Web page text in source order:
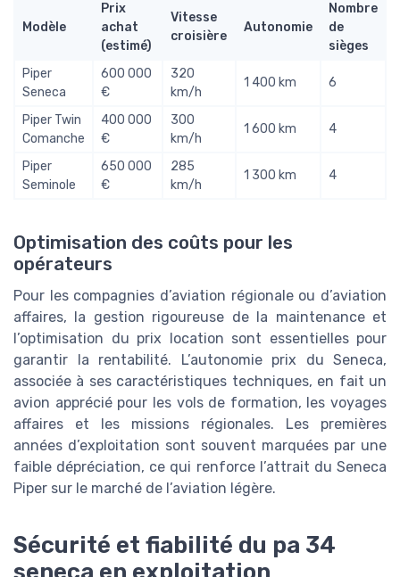
Modèle
Prix
achat
(estimé)
Vitesse
croisière
Autonomie
Nombre
de
sièges
Piper
Seneca
600 000
€
320
km/h
1 400 km 6
Piper Twin
Comanche
400 000
€
300
km/h
1 600 km 4
Piper
Seminole
650 000
€
285
km/h
1 300 km 4
Optimisation des coûts pour les
opérateurs
Pour les compagnies d’aviation régionale ou d’aviation
affaires, la gestion rigoureuse de la maintenance et
l’optimisation du prix location sont essentielles pour
garantir la rentabilité. L’autonomie prix du Seneca,
associée à ses caractéristiques techniques, en fait un
avion apprécié pour les vols de formation, les voyages
affaires et les missions régionales. Les premières
années d’exploitation sont souvent marquées par une
faible dépréciation, ce qui renforce l’attrait du Seneca
Piper sur le marché de l’aviation légère.
Sécurité et fiabilité du pa 34